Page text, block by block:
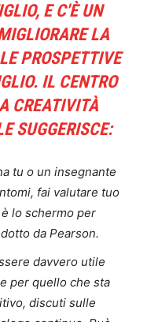
E C'ÈUN
LA
PROSPETTIVE
IL CENTRO
CREATIVITÀ
SUGGERISCE:
tu o un insegnante
fai valutare tuo
lo schermo per
da Pearson.
davvero utile
per quello che sta
discuti sulle